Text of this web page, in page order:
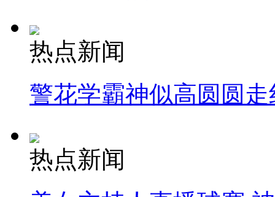
热点新闻
警花学霸神似高圆圆走
热点新闻